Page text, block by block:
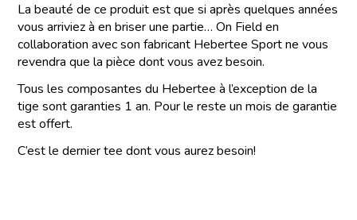
La beauté de ce produit est que si après quelques années
vous arriviez à en briser une partie… On Field en
collaboration avec son fabricant Hebertee Sport ne vous
revendra que la pièce dont vous avez besoin.
Tous les composantes du Hebertee à l’exception de la
tige sont garanties 1 an. Pour le reste un mois de garantie
est offert.
C’est le dernier tee dont vous aurez besoin!